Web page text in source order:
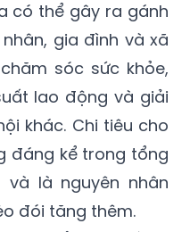
Tiến cũng nhấn
có thể gây ra gánh
gia đình và xã
sóc sức khỏe,
lao động và giải
khác. Chi tiêu cho
kể trong tổng